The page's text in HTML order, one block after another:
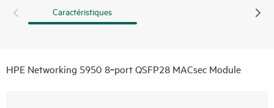
Caractéristiques
HPE Networking 5950 8‑port QSFP28 MACsec Module